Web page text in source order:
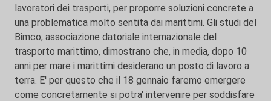
lavoratori dei trasporti, per proporre soluzioni concrete a
una problematica molto sentita dai marittimi. Gli studi del
Bimco, associazione datoriale internazionale del
trasporto marittimo, dimostrano che, in media, dopo 10
anni per mare i marittimi desiderano un posto di lavoro a
terra. E' per questo che il 18 gennaio faremo emergere
come concretamente si potra' intervenire per soddisfare